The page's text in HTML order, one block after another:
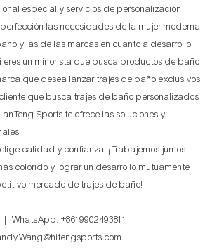
especial y servicios de personalización
las necesidades de la mujer moderna
y las de las marcas en cuanto a desarrollo
eres un minorista que busca productos de baño
que desea lanzar trajes de baño exclusivos
que busca trajes de baño personalizados
Sports te ofrece las soluciones y
calidad y confianza. ¡Trabajemos juntos
colorido y lograr un desarrollo mutuamente
mercado de trajes de baño!
| WhatsApp: +8619902493811